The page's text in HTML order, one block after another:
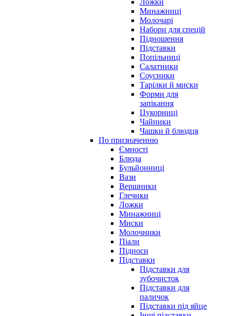
Минажниці
Молочарі
Набори для спецій
Підношення
Підставки
Попільниці
Салатники
Соусники
Тарілки й миски
Форми для
запікання
Цукорниці
Чайники
Чашки й блюдця
По призначенню
Ємності
Блюда
Бульйонниці
Вази
Вершники
Глечики
Ложки
Минажниці
Миски
Молочники
Піали
Підноси
Підставки
Підставки для
зубочисток
Підставки для
паличок
Підставки під яйце